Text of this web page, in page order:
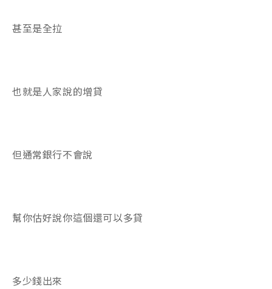
甚至是全拉
也就是人家說的增貸
但通常銀行不會說
幫你估好說你這個還可以多貸
多少錢出來